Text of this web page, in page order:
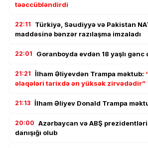
təəccübləndirdi
22:11
Türkiyə, Səudiyyə və Pakistan
maddəsinə bənzər razılaşma imzaladı
22:01 Goranboyda evdən 18 yaşlı gənc
21:21 İlham Əliyevdən Trampa məktub:
əlaqələri tarixdə ən yüksək zirvədədir”
21:13 İlham Əliyev Donald Trampa
20:00 Azərbaycan və ABŞ
danışığı olub